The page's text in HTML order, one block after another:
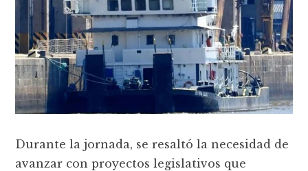
Durante la jornada, se resaltó la necesidad de
avanzar con proyectos legislativos que